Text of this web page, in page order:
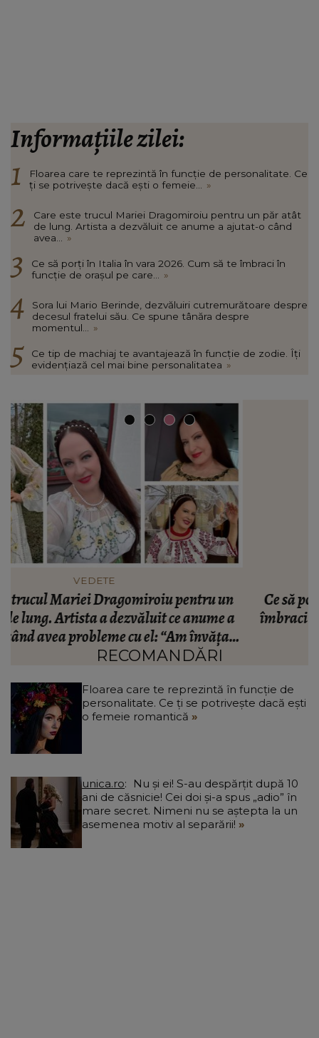
Informațiile zilei:
Floarea care te reprezintă în funcție de personalitate. Ce
ți se potrivește dacă ești o femeie...
»
Care este trucul Mariei Dragomiroiu pentru un păr atât
de lung. Artista a dezvăluit ce anume a ajutat-o când
avea...
»
Ce să porți în Italia în vara 2026. Cum să te îmbraci în
funcție de orașul pe care...
»
Sora lui Mario Berinde, dezvăluiri cutremurătoare despre
decesul fratelui său. Ce spune tânăra despre
momentul...
»
Ce tip de machiaj te avantajează în funcție de zodie. Îți
evidențiază cel mai bine personalitatea »
Ce să porți în Italia în vara 2026. Cum să te
îmbraci în funcție de orașul pe care îl vizitezi
RECOMANDĂRI
Floarea care te reprezintă în funcție de
personalitate. Ce ți se potrivește dacă ești
o femeie romantică
unica.ro
ani de căsnicie! Cei doi și-a spus „adio” în
mare secret. Nimeni nu se aștepta la un
asemenea motiv al separării!